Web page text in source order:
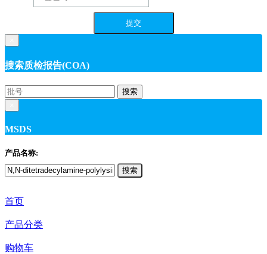
搜索质检报告(COA)
搜索
MSDS
产品名称:
搜索
首页
产品分类
购物车